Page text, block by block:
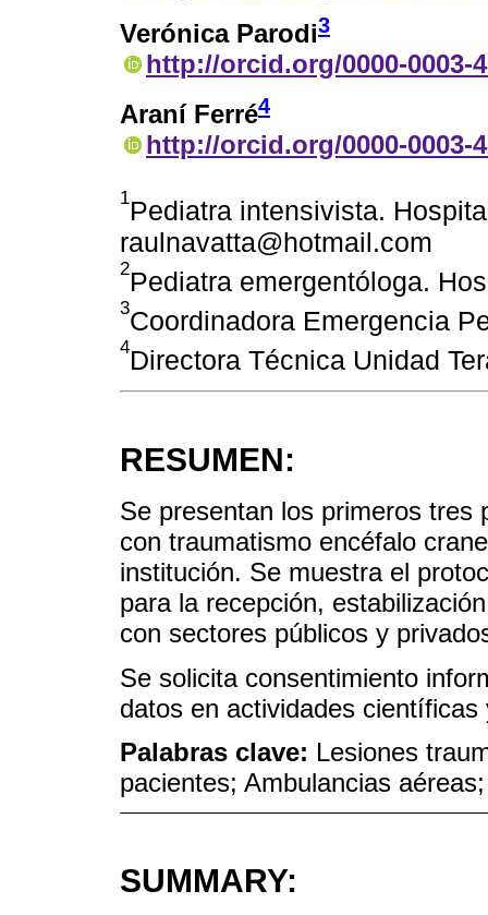
Verónica Parodi3
http://orcid.org/0000-0003-
Araní Ferré4
http://orcid.org/0000-0003-
1Pediatra intensivista.
raulnavatta@hotmail.com
2Pediatra emergentóloga.
3Coordinadora Emergencia
4Directora Técnica Unidad
RESUMEN:
Se presentan los primeros tres
con traumatismo encéfalo
institución. Se muestra el
para la recepción,
con sectores públicos y
Se solicita consentimiento
datos en actividades científicas
Palabras clave: Lesiones
pacientes; Ambulancias
SUMMARY: